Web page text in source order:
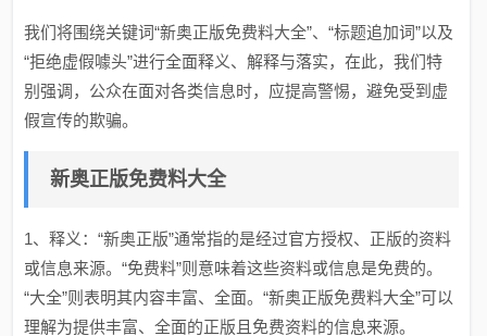
我们将围绕关键词“新奥正版免费料大全”、“标题追加词”以及
“拒绝虚假噱头”进行全面释义、解释与落实，在此，我们特
别强调，公众在面对各类信息时，应提高警惕，避免受到虚
假宣传的欺骗。
新奥正版免费料大全
1、释义：“新奥正版”通常指的是经过官方授权、正版的资料
或信息来源。“免费料”则意味着这些资料或信息是免费的。
“大全”则表明其内容丰富、全面。“新奥正版免费料大全”可以
理解为提供丰富、全面的正版且免费资料的信息来源。